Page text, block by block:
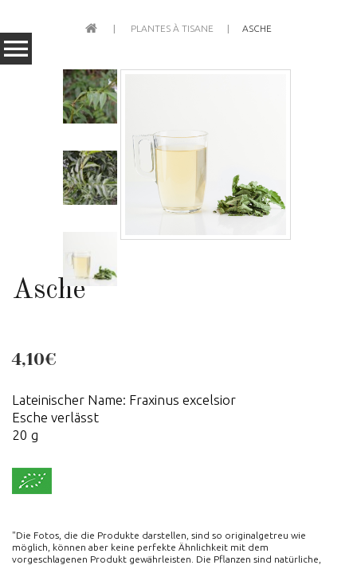
PLANTES À TISANE ASCHE
Asche
4,10€
Lateinischer Name: Fraxinus excelsior
Esche verlässt
20 g
"Die Fotos, die die Produkte darstellen, sind so originalgetreu wie
möglich, können aber keine perfekte Ähnlichkeit mit dem
vorgeschlagenen Produkt gewährleisten. Die Pflanzen sind natürliche,